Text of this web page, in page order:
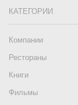
КАТЕГОРИИ
Компании
Рестораны
Книги
Фильмы